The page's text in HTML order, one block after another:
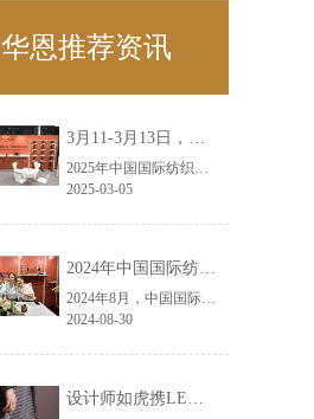
华恩推荐资讯
3月11-3月13日，华恩诚邀您共赴上海面辅料春夏展——华恩
2025年中国国际纺织面料及辅料（春夏）博览会即将盛大开启！感谢您对华恩品牌的关注！3.11-3.13，杭州华恩（LEMONLEE）诚邀您共赴这场春日的宴会！
2025-03-05
2024年中国国际纺织面料及辅料（秋冬）博览会完美收官！——华恩
2024年8月，中国国际纺织面料及辅料（秋冬）博览会完美收官！作为一家拥有30年历史的专业衣架制造商，我们非常荣幸能够参与这一盛会，并在此期间与众多客户进行了广泛而深入的交流。
2024-08-30
设计师如虎携LEMONLEE红雪松礼盒荣获第六届未来·已来香港新锐当代设计奖铜奖